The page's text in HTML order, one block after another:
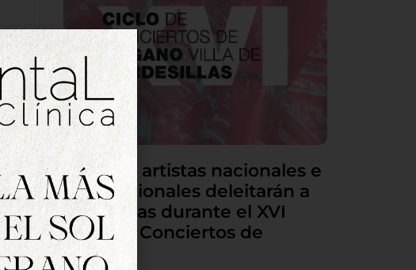
Grandes artistas nacionales e
internacionales deleitarán a
Tordesillas durante el XVI
Ciclo de Conciertos de
Órgano